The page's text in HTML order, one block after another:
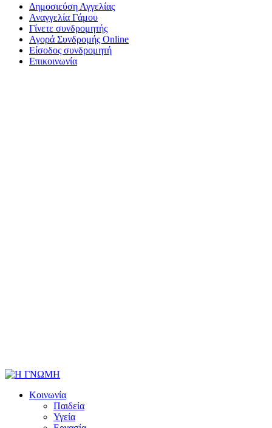
Δημοσιεύση Αγγελίας
Αναγγελία Γάμου
Γίνετε συνδρομητής
Αγορά Συνδρομής Online
Είσοδος συνδρομητή
Επικοινωνία
Κοινωνία
Παιδεία
Υγεία